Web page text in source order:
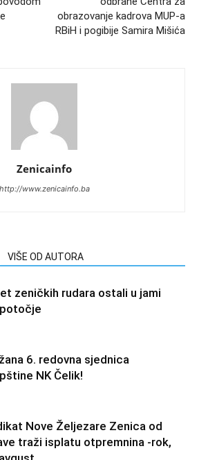
obrazovanje kadrova MUP-a
RBiH i pogibije Samira Mišića
Zenicainfo
http://www.zenicainfo.ba
VIŠE OD AUTORA
zeničkih rudara ostali u jami
6. redovna sjednica
NK Čelik!
Nove Željezare Zenica od
traži isplatu otpremnina -rok,